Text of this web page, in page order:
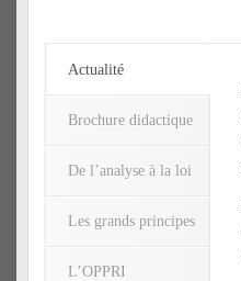
Actualité
Brochure didactique
De l’analyse à la loi
Les grands principes
L’OPPRI